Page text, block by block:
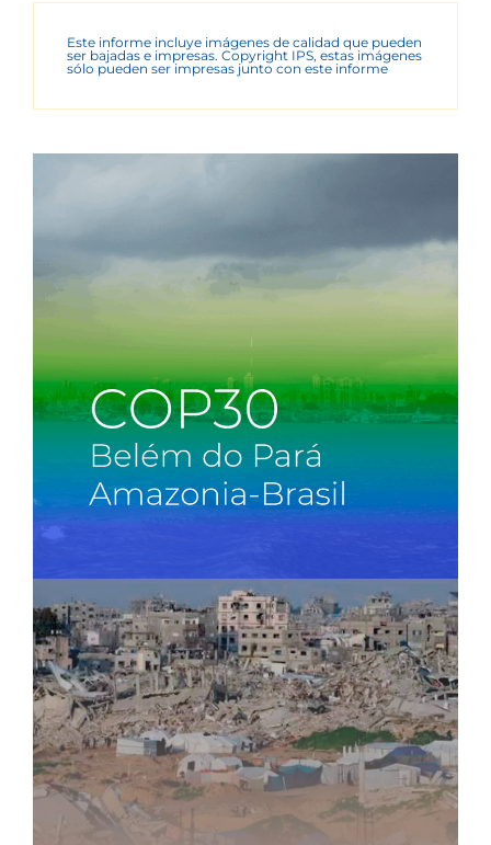
Este informe incluye imágenes de calidad que pueden
ser bajadas e impresas. Copyright IPS, estas imágenes
sólo pueden ser impresas junto con este informe